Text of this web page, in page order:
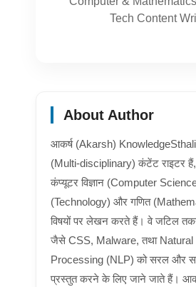
Tech Content
About Author
आकर्ष (Akarsh) KnowledgeSthali
(Multi-disciplinary) कंटेंट राइटर
कंप्यूटर विज्ञान (Computer
(Technology) और गणित
विषयों पर लेखन करते हैं। वे जटिल
जैसे CSS, Malware, तथा Natural
Processing (NLP) को सरल और
प्रस्तुत करने के लिए जाने जाते हैं।